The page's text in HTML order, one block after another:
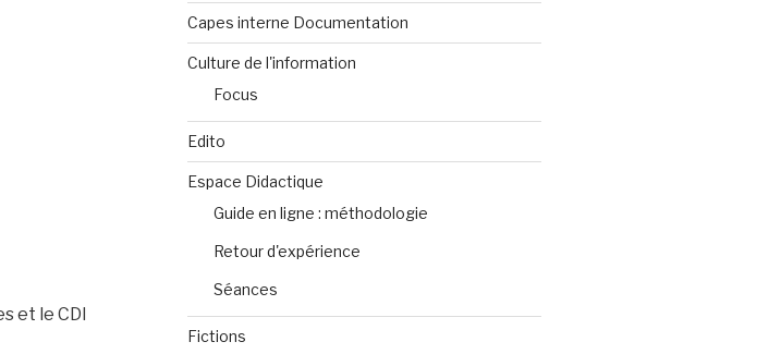
et le CDI
Capes interne Documentation
Culture de l'information
Focus
Edito
Espace Didactique
Guide en ligne : méthodologie
Retour d'expérience
Séances
Fictions